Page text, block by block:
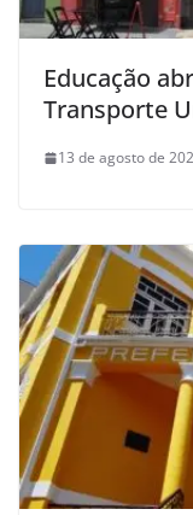
Educação
Transporte
13 de agosto de